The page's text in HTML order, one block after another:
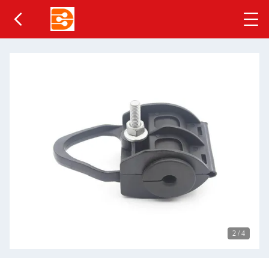
2 / 4